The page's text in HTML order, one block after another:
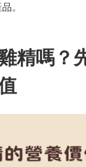
。
精嗎？